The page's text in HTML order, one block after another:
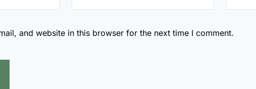
and website in this browser for the next time I comment.